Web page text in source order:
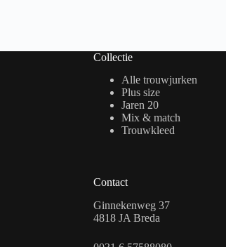
Collectie
Alle trouwjurken
Plus size
Jaren 20
Mix & match
Trouwkleed
Contact
Ginnekenweg 37
4818 JA Breda